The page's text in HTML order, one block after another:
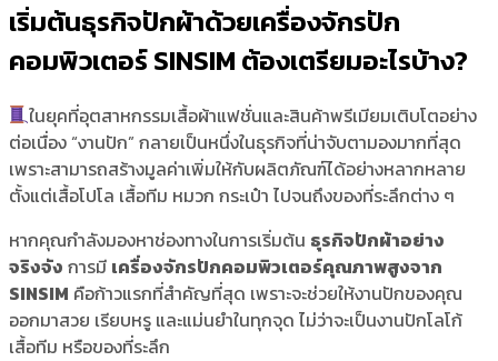
เริ่มต้นธุรกิจปักผ้าด้วยเครื่องจักรปัก
คอมพิวเตอร์ SINSIM ต้องเตรียมอะไรบ้าง?
ในยุคที่อุตสาหกรรมเสื้อผ้าแฟชั่นและสินค้าพรีเมียมเติบโตอย่าง
ต่อเนื่อง “งานปัก” กลายเป็นหนึ่งในธุรกิจที่น่าจับตามองมากที่สุด
เพราะสามารถสร้างมูลค่าเพิ่มให้กับผลิตภัณฑ์ได้อย่างหลากหลาย
ตั้งแต่เสื้อโปโล เสื้อทีม หมวก กระเป๋า ไปจนถึงของที่ระลึกต่าง ๆ
หากคุณกำลังมองหาช่องทางในการเริ่มต้น ธุรกิจปักผ้าอย่าง
จริงจัง การมี เครื่องจักรปักคอมพิวเตอร์คุณภาพสูงจาก
SINSIM คือก้าวแรกที่สำคัญที่สุด เพราะจะช่วยให้งานปักของคุณ
ออกมาสวย เรียบหรู และแม่นยำในทุกจุด ไม่ว่าจะเป็นงานปักโลโก้
เสื้อทีม หรือของที่ระลึก